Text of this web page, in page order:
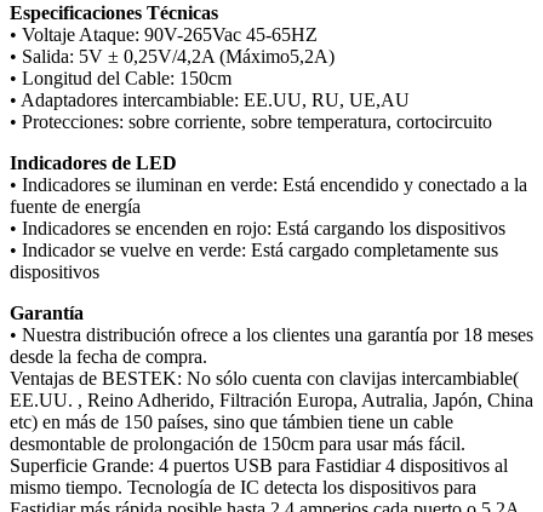
Especificaciones Técnicas
• Voltaje Ataque: 90V-265Vac 45-65HZ
• Salida: 5V ± 0,25V/4,2A (Máximo5,2A)
• Longitud del Cable: 150cm
• Adaptadores intercambiable: EE.UU, RU, UE,AU
• Protecciones: sobre corriente, sobre temperatura, cortocircuito
Indicadores de LED
• Indicadores se iluminan en verde: Está encendido y conectado a la
fuente de energía
• Indicadores se encenden en rojo: Está cargando los dispositivos
• Indicador se vuelve en verde: Está cargado completamente sus
dispositivos
Garantía
• Nuestra distribución ofrece a los clientes una garantía por 18 meses
desde la fecha de compra.
Ventajas de BESTEK: No sólo cuenta con clavijas intercambiable(
EE.UU. , Reino Adherido, Filtración Europa, Autralia, Japón, China
etc) en más de 150 países, sino que támbien tiene un cable
desmontable de prolongación de 150cm para usar más fácil.
Superficie Grande: 4 puertos USB para Fastidiar 4 dispositivos al
mismo tiempo. Tecnología de IC detecta los dispositivos para